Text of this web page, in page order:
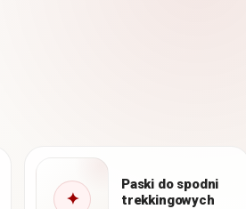
✦
Paski do spodni
trekkingowych